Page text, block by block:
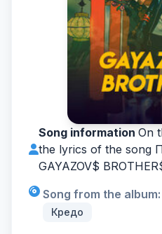
Song information On
the lyrics of the song
GAYAZOV$
Song from the album:
Кредо